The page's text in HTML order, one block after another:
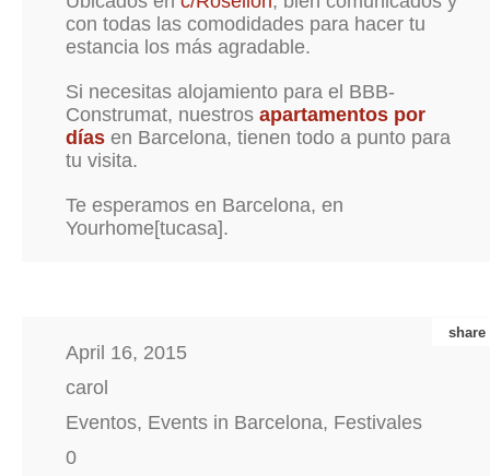
con todas las comodidades para hacer tu
estancia los más agradable.
Si necesitas alojamiento para el BBB-
Construmat, nuestros apartamentos por
días en Barcelona, tienen todo a punto para
tu visita.
Te esperamos en Barcelona, en
Yourhome[tucasa].
share
April 16, 2015
carol
Eventos, Events in Barcelona, Festivales
0